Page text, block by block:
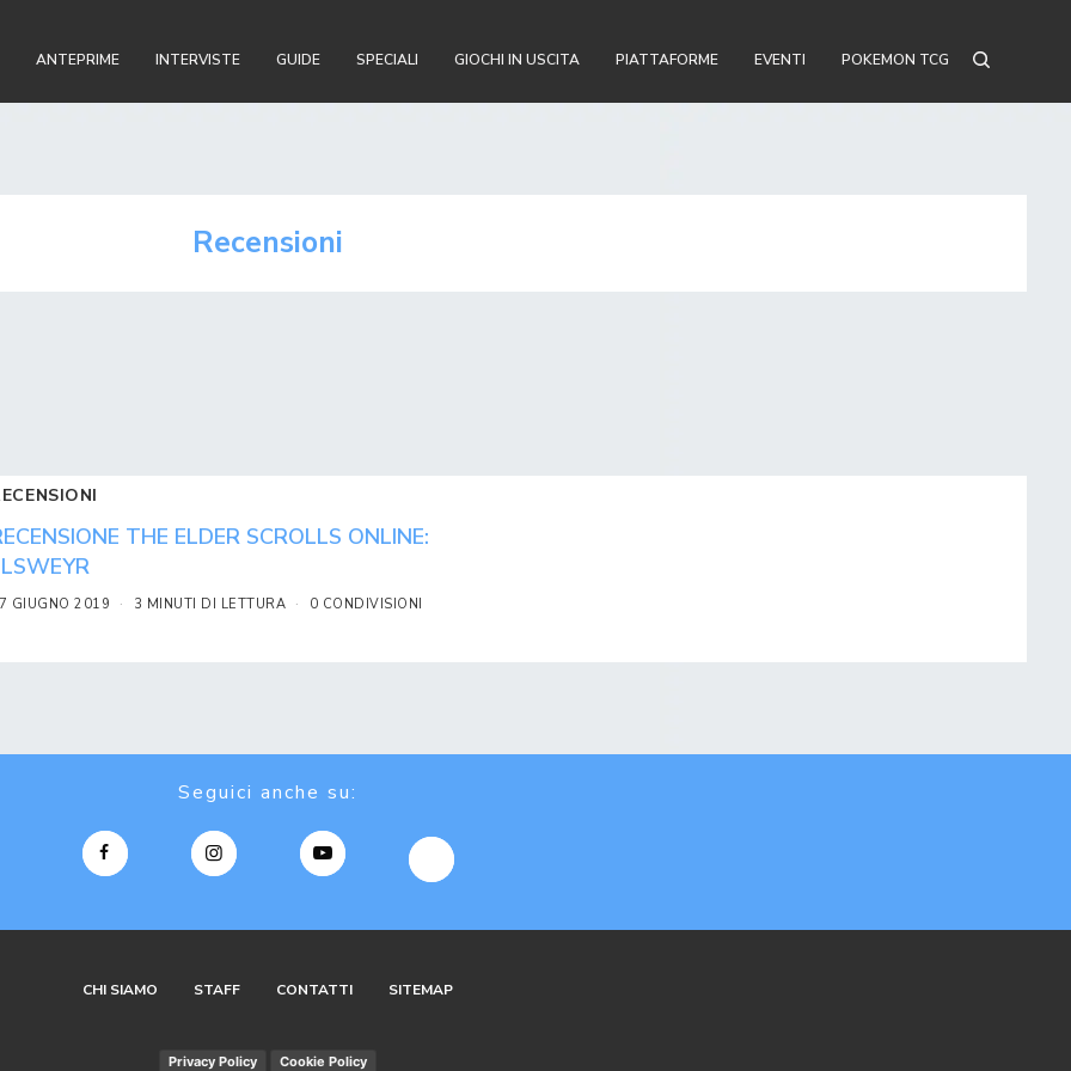
ANTEPRIME INTERVISTE GUIDE SPECIALI GIOCHI IN USCITA PIATTAFORME EVENTI POKEMON TCG
Recensioni
THE ELDER SCROLLS ONLINE:
GIUGNO 2019 3 MINUTI DI LETTURA 0 CONDIVISIONI
Seguici anche su:
CHI SIAMO STAFF CONTATTI SITEMAP
Privacy Policy Cookie Policy